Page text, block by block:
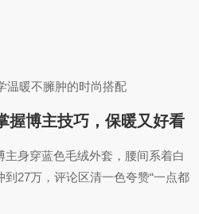
温暖不臃肿的时尚搭配
握博主技巧，保暖又好看
身穿蓝色毛绒外套，腰间系着白
27万，评论区清一色夸赞“一点都